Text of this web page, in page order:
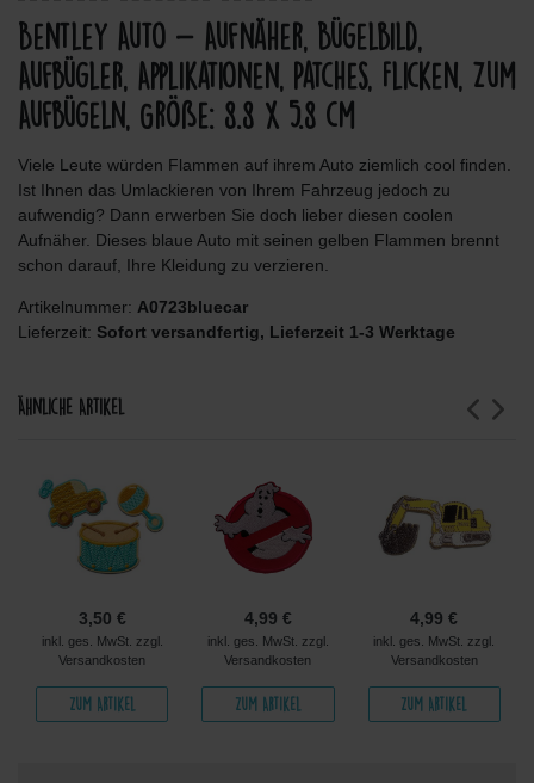
Bentley Auto - Aufnäher, Bügelbild,
Aufbügler, Applikationen, Patches, Flicken, Zum
Aufbügeln, Größe: 8.8 x 5.8 cm
Viele Leute würden Flammen auf ihrem Auto ziemlich cool finden.
Ist Ihnen das Umlackieren von Ihrem Fahrzeug jedoch zu
aufwendig? Dann erwerben Sie doch lieber diesen coolen
Aufnäher. Dieses blaue Auto mit seinen gelben Flammen brennt
schon darauf, Ihre Kleidung zu verzieren.
Artikelnummer: A0723bluecar
Lieferzeit: Sofort versandfertig, Lieferzeit 1-3 Werktage
Ähnliche Artikel
3,50 €
inkl. ges. MwSt. zzgl.
Versandkosten
Zum Artikel
4,99 €
inkl. ges. MwSt. zzgl.
Versandkosten
Zum Artikel
4,99 €
inkl. ges. MwSt. zzgl.
Versandkosten
Zum Artikel